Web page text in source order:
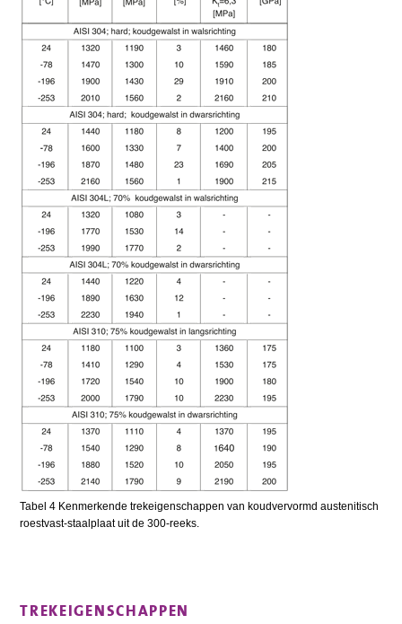
Tabel 4 Kenmerkende trekeigenschappen van koudvervormd austenitisch
roestvast-staalplaat uit de 300-reeks.
TREKEIGENSCHAPPEN